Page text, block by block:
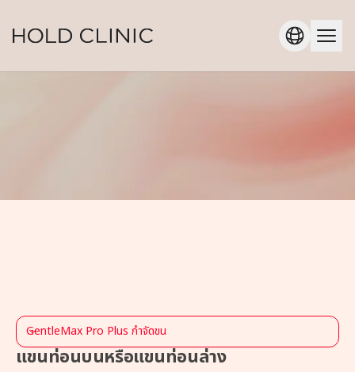
GentleMax Pro Plus กำจัดขน
แขนท่อนบนหรือแขนท่อนล่าง